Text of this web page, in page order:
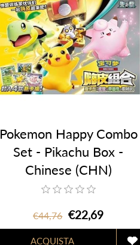
Pokemon Happy Combo
Set - Pikachu Box -
Chinese (CHN)
€44,76 €22,69